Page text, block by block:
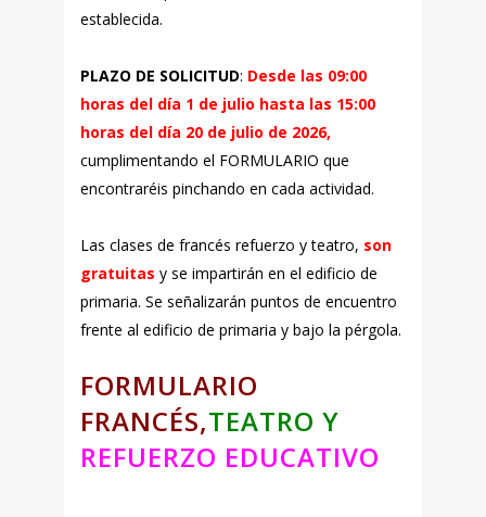
establecida.
PLAZO DE SOLICITUD: Desde las 09:00
horas del día 1 de julio hasta las 15:00
horas del día 20 de julio de 2026,
cumplimentando el FORMULARIO que
encontraréis pinchando en cada actividad.
Las clases de francés refuerzo y teatro, son
gratuitas y se impartirán en el edificio de
primaria. Se señalizarán puntos de encuentro
frente al edificio de primaria y bajo la pérgola.
FORMULARIO
FRANCÉS,TEATRO Y
REFUERZO EDUCATIVO